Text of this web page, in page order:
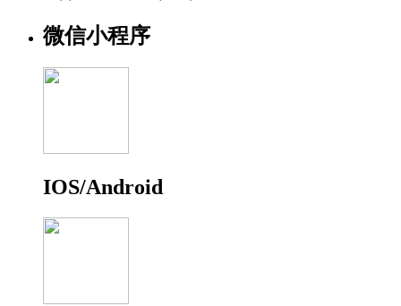
微信小程序
IOS/Android